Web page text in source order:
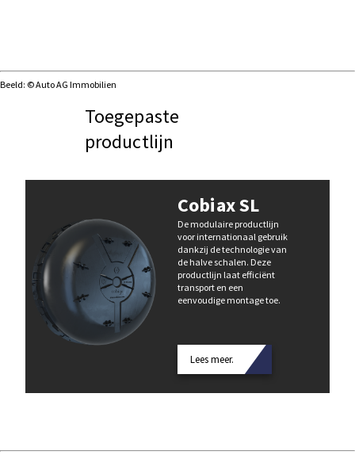
Beeld: © Auto AG Immobilien
Toegepaste
productlijn
Cobiax SL
De modulaire productlijn
voor internationaal gebruik
dankzij de technologie van
de halve schalen. Deze
productlijn laat efficiënt
transport en een
eenvoudige montage toe.
Lees meer.